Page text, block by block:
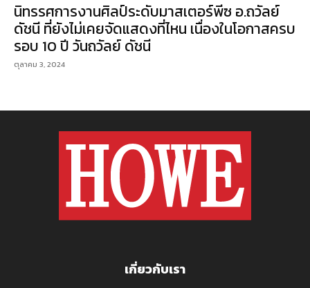
นิทรรศการงานศิลป์ระดับมาสเตอร์พีซ อ.ถวัลย์
ดัชนี ที่ยังไม่เคยจัดแสดงที่ไหน เนื่องในโอกาสครบ
รอบ 10 ปี วันถวัลย์ ดัชนี
ตุลาคม 3, 2024
เกี่ยวกับเรา